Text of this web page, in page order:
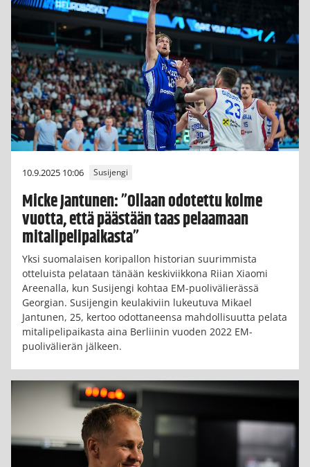
10.9.2025 10:06 Susijengi
Micke Jantunen: ”Ollaan odotettu kolme
vuotta, että päästään taas pelaamaan
mitalipelipaikasta”
Yksi suomalaisen koripallon historian suurimmista
otteluista pelataan tänään keskiviikkona Riian Xiaomi
Areenalla, kun Susijengi kohtaa EM-puolivälierässä
Georgian. Susijengin keulakiviin lukeutuva Mikael
Jantunen, 25, kertoo odottaneensa mahdollisuutta pelata
mitalipelipaikasta aina Berliinin vuoden 2022 EM-
puolivälierän jälkeen.